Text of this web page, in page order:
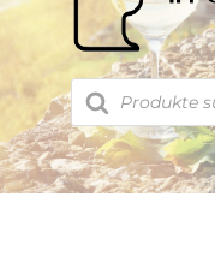
Products
search